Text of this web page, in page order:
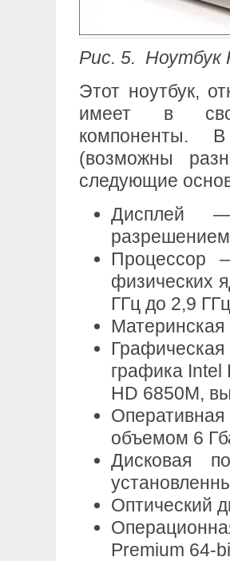
Рис. 5. Ноутбук
Этот ноутбук,
имеет в
компоненты.
(возможны
следующие
Дисплей
Процессор
физических
ГГц до 2,9
графика Intel
HD 6850M,
объемом 6
Дисковая
Оптический
Premium 64-